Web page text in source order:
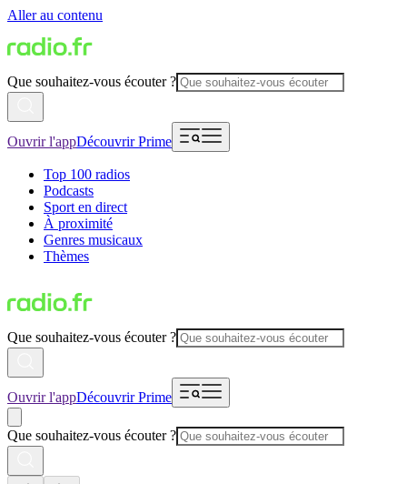
Aller au contenu
Que souhaitez-vous écouter ?
Ouvrir l'appDécouvrir Prime
Top 100 radios
Podcasts
Sport en direct
À proximité
Genres musicaux
Thèmes
Que souhaitez-vous écouter ?
Ouvrir l'appDécouvrir Prime
Que souhaitez-vous écouter ?